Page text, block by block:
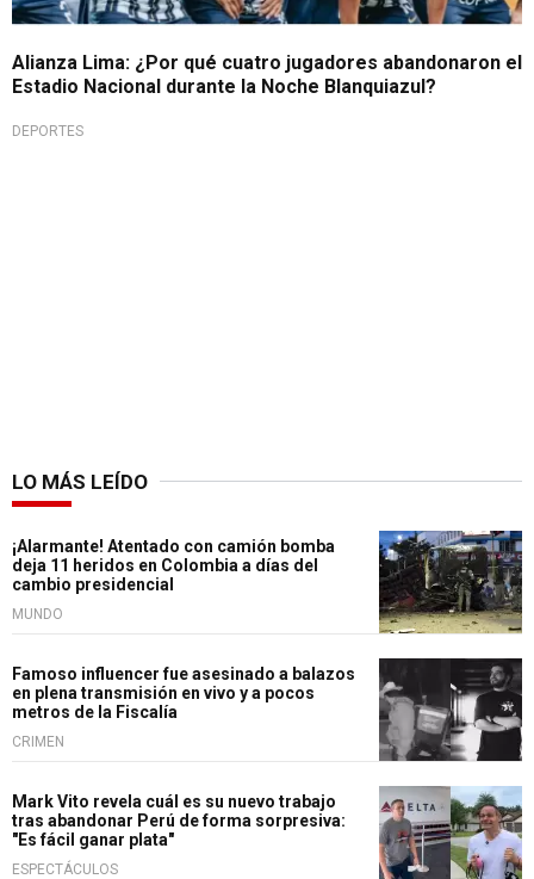
Alianza Lima: ¿Por qué cuatro jugadores abandonaron el
Estadio Nacional durante la Noche Blanquiazul?
DEPORTES
LO MÁS LEÍDO
¡Alarmante! Atentado con camión bomba
deja 11 heridos en Colombia a días del
cambio presidencial
MUNDO
Famoso influencer fue asesinado a balazos
en plena transmisión en vivo y a pocos
metros de la Fiscalía
CRIMEN
Mark Vito revela cuál es su nuevo trabajo
tras abandonar Perú de forma sorpresiva:
"Es fácil ganar plata"
ESPECTÁCULOS